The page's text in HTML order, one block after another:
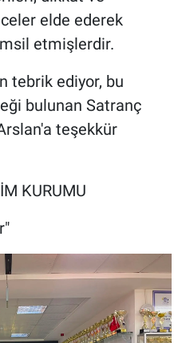
elde ederek
etmişlerdir.
tebrik ediyor, bu
bulunan Satranç
teşekkür
KURUMU